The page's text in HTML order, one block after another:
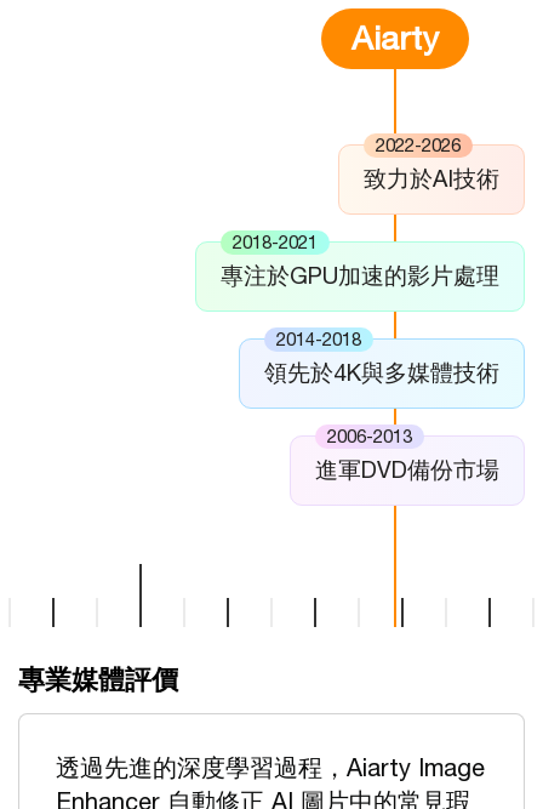
Aiarty
2006-2013
進軍DVD備份市場
2014-2018
領先於4K與多媒體技術
2018-2021
專注於GPU加速的影片處理
2022-2026
致力於AI技術
專業媒體評價
透過先進的深度學習過程，Aiarty Image
Enhancer 自動修正 AI 圖片中的常見瑕